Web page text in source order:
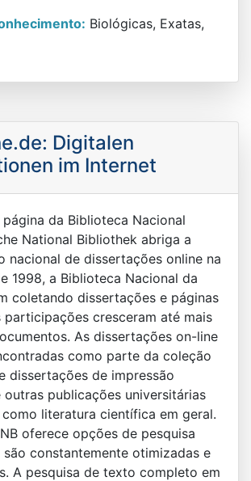
Biológicas, Exatas,
Digitalen
im Internet
página da Biblioteca Nacional
National Bibliothek abriga a
nacional de dissertações online na
1998, a Biblioteca Nacional da
coletando dissertações e páginas
participações cresceram até mais
As dissertações on-line
como parte da coleção
dissertações de impressão
publicações universitárias
literatura científica em geral.
oferece opções de pesquisa
são constantemente otimizadas e
A pesquisa de texto completo em